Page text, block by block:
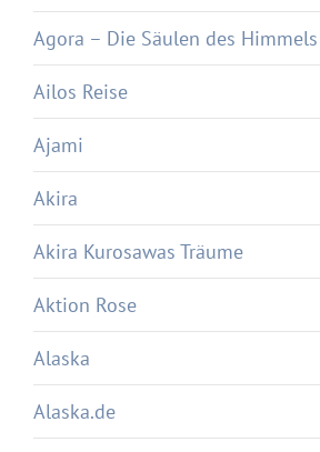
Agora – Die Säulen des Himmels
Ailos Reise
Ajami
Akira
Akira Kurosawas Träume
Aktion Rose
Alaska
Alaska.de